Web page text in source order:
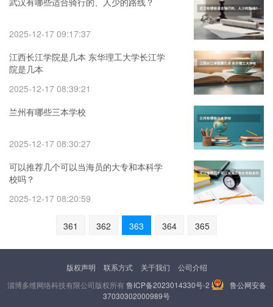
2025-12-17 09:17:37
江西长江学院是几本 东华理工大学长江学
院是几本
2025-12-17 08:39:21
兰州有哪些三本学校
2025-12-17 08:30:27
可以推荐几个可以当海员的大专和本科学
校吗？
2025-12-17 08:20:59
361 362 363 364 365
版权声明 联系方式 关于我们
公司介绍
淄博多维网络科技有限公司版权所有鲁ICP备2023014330号-2
鲁公网安备
37030302000989号